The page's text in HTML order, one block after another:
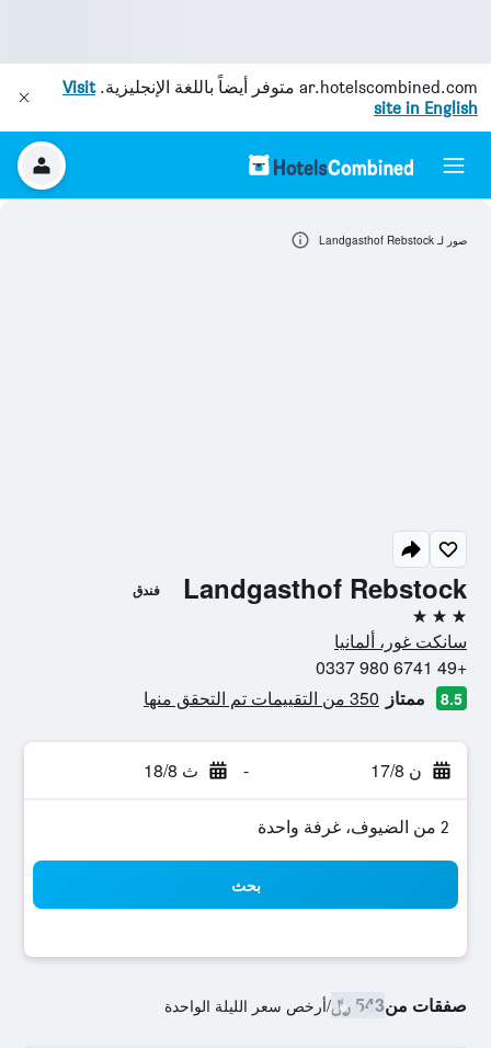
ar.hotelscombined.com متوفر أيضاً باللغة الإنجليزية.Visit
site in English
Landgasthof Rebstock فندق
3 نجوم
سانكت غور، ألمانيا
+49 6741 980 0337
8.5 ممتاز 350 من التقييمات تم التحقق منها
ن 17/8 - ث 18/8
2 من الضيوف، غرفة واحدة
بحث
صفقات من543 ﷼ /أرخص سعر الليلة الواحدة
صور لـ Landgasthof Rebstock